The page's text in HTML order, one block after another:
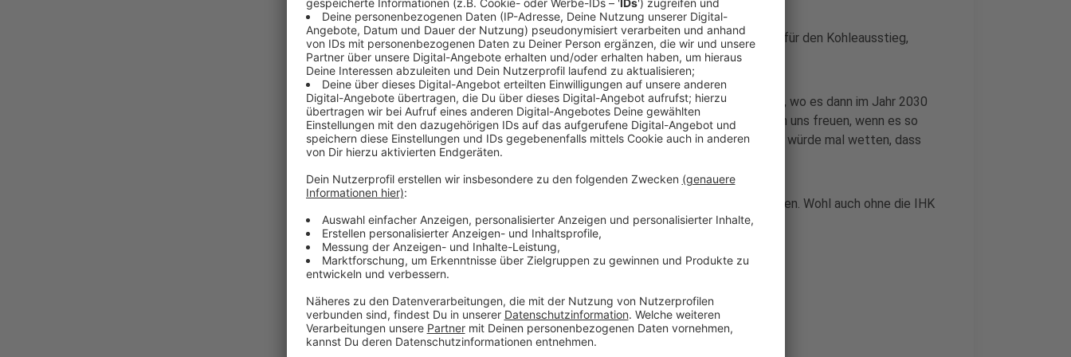
Deren Präsidentin Nicole Grünewald sagt, grundsätzlich seien sie für den Kohleausstieg,
glauben aber nicht an das Ziel 2030.
"Ich möchte meine Unterschrift nicht unter einer Sache haben, wo es dann im Jahr 2030
heißt 'Oh, hat nicht geklappt.' Da gehen wir von aus. Wir würden uns freuen, wenn es so
passiert. Wir können ja im Jahr 2030 nochmal sprechen und ich würde mal wetten, dass
das mit dem Kohleausstieg bis dahin nicht geklappt hat."
Am Dienstag will NRW das Dokument feierlich unterzeichnen lassen. Wohl auch ohne die IHK
Köln.
Anzeige
Weitere Meldungen aus Leverkusen
Anzeige